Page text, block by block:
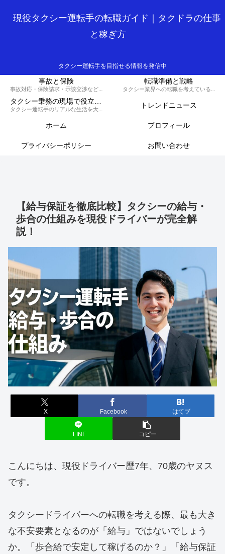
現役タクシー運転手の転職ガイド｜タクドラの仕事
と稼ぎ方
タクシー運転手を目指せる情報を発信中
事故と保険
事故対応・保険請求・示談交渉など、損しないための知識と対策を解説するカテゴリです。
転職準備と戦略
タクシー業界への転職を考えている方へ、履歴書の書き方や面接対策、必要な資格など、スムーズに転職を成功させるための戦略を解説します。
タクシー乗務の現場で役立つ実務集
タクシー運転手のリアルな生活を大公開！70歳現役ドライバーの晩御飯から転職のコツ、稼ぐノウハウ、トラブル回避術、外国人対応まで、タクシードライバーのライフスタイルをまるっとお届けします。 トレンドニュース
ホーム プロフィール
プライバシーポリシー お問い合わせ
【給与保証を徹底比較】タクシーの給与・
歩合の仕組みを現役ドライバーが完全解
説！
X Facebook はてブ
LINE コピー
こんにちは、現役ドライバー歴7年、70歳のヤヌス
です。
タクシードライバーへの転職を考える際、最も大き
な不安要素となるのが「給与」ではないでしょう
か。「歩合給で安定して稼げるのか？」「給与保証